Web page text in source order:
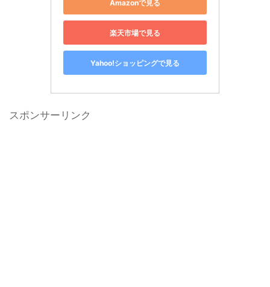
Amazonで見る
楽天市場で見る
Yahoo!ショッピングで見る
スポンサーリンク